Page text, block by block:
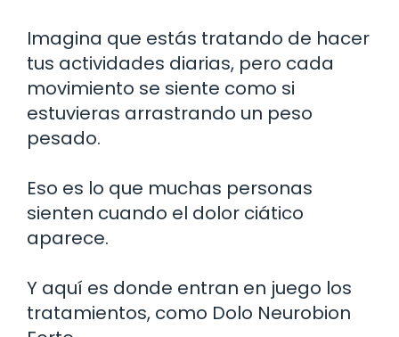
Imagina que estás tratando de hacer
tus actividades diarias, pero cada
movimiento se siente como si
estuvieras arrastrando un peso
pesado.
Eso es lo que muchas personas
sienten cuando el dolor ciático
aparece.
Y aquí es donde entran en juego los
tratamientos, como Dolo Neurobion